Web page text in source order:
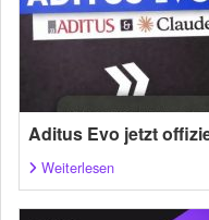
Aditus Evo jetzt
Weiterlesen